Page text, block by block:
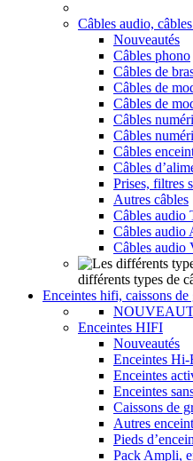
Câbles audio,
Nouveautés
Câbles phono
Câbles de
Câbles de
Câbles de
Câbles
Câbles
Câbles
Câbles
Prises, filtres
Autres câbles
Câbles audio
Câbles audio
Câbles audio
différents types de
Enceintes hifi, caissons de
Enceintes HIFI
Nouveautés
Enceintes Hi-
Enceintes
Enceintes
Caissons de
Autres
Pieds
Pack Ampli,